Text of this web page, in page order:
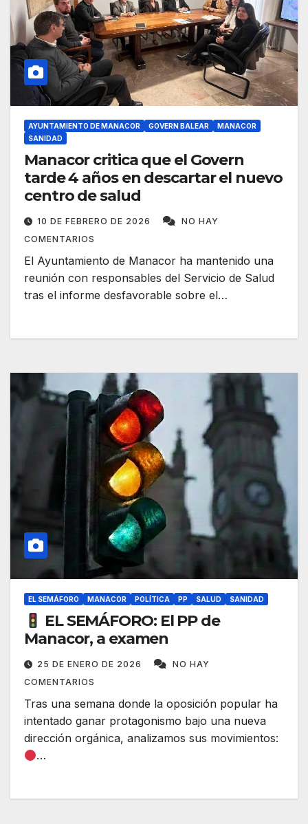
AYUNTAMIENTO DE MANACOR GOVERN BALEAR
MANACOR
SANIDAD
Manacor critica que el Govern
tarde 4 años en descartar el nuevo
centro de salud
10 DE FEBRERO DE 2026
NO HAY
COMENTARIOS
El Ayuntamiento de Manacor ha mantenido una
reunión con responsables del Servicio de Salud
tras el informe desfavorable sobre el…
EL SEMÁFORO MANACOR POLÍTICA PP SALUD SANIDAD
EL SEMÁFORO: El PP de
Manacor, a examen
25 DE ENERO DE 2026
NO HAY
COMENTARIOS
Tras una semana donde la oposición popular ha
intentado ganar protagonismo bajo una nueva
dirección orgánica, analizamos sus movimientos:
…